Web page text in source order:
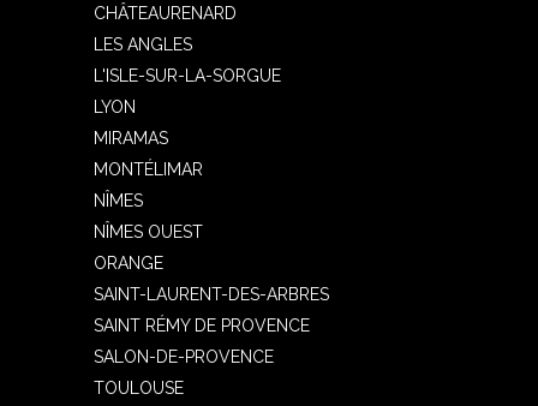
CHÂTEAURENARD
LES ANGLES
L'ISLE-SUR-LA-SORGUE
LYON
MIRAMAS
MONTÉLIMAR
NÎMES
NÎMES OUEST
ORANGE
SAINT-LAURENT-DES-ARBRES
SAINT RÉMY DE PROVENCE
SALON-DE-PROVENCE
TOULOUSE